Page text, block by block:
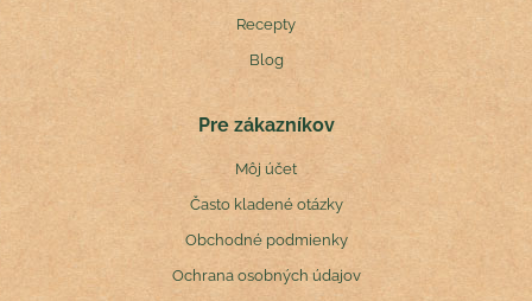
Recepty
Blog
Pre zákazníkov
Môj účet
Často kladené otázky
Obchodné podmienky
Ochrana osobných údajov